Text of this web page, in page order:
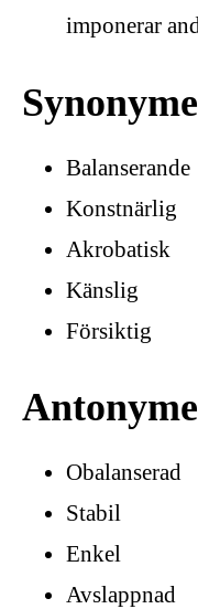
imponerar
Balanserande
Konstnärlig
Akrobatisk
Känslig
Försiktig
Obalanserad
Stabil
Enkel
Avslappnad